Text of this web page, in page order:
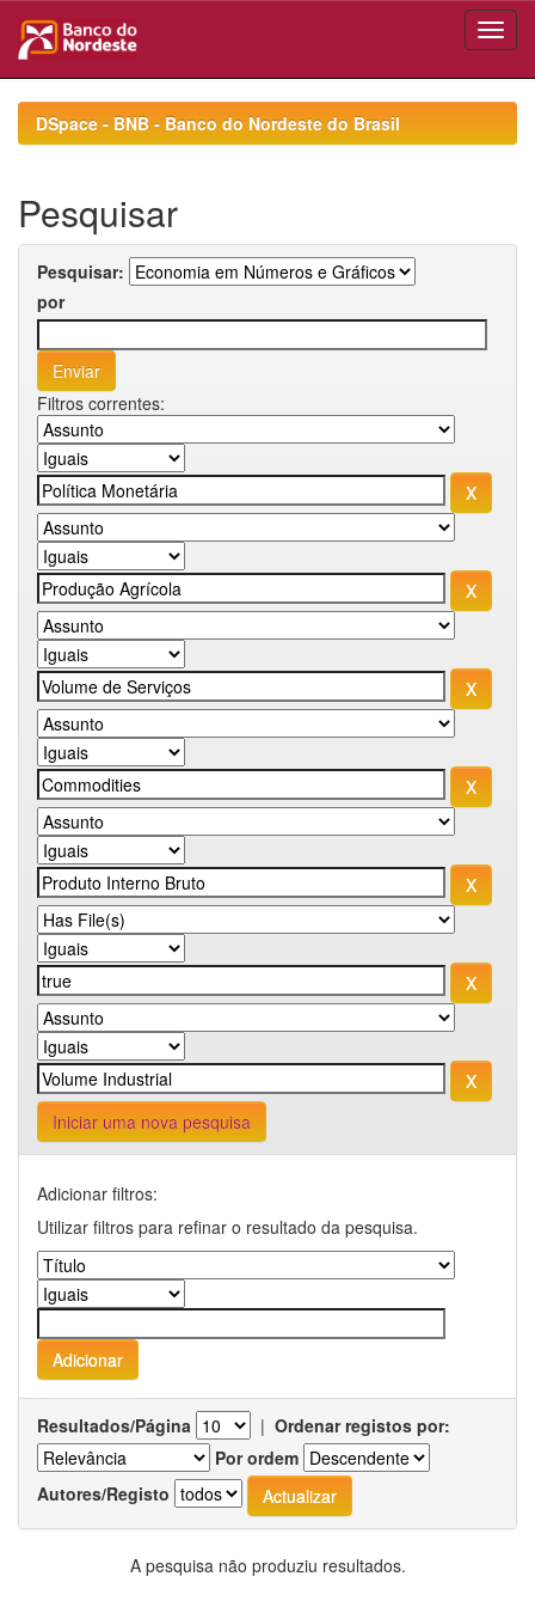
navigationDSpace - BNB - Banco do Nordeste do Brasil
Pesquisar
Pesquisar:
por
Filtros correntes:
Iniciar uma nova pesquisa
Adicionar filtros:
Utilizar filtros para refinar o resultado da pesquisa.
Resultados/Página | Ordenar registos por:
Por ordem
Autores/Registo
A pesquisa não produziu resultados.